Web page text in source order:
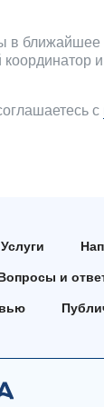
состояний
отделение
в ближайшее
с
Услуги
и